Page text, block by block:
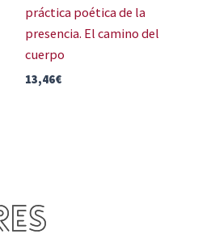
práctica poética de la
presencia. El camino del
cuerpo
13,46€